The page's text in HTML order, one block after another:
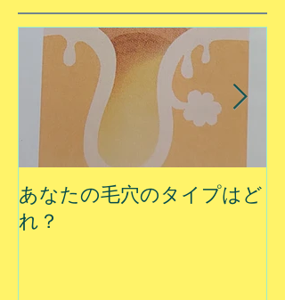
あなたの毛穴のタイプはど
れ？